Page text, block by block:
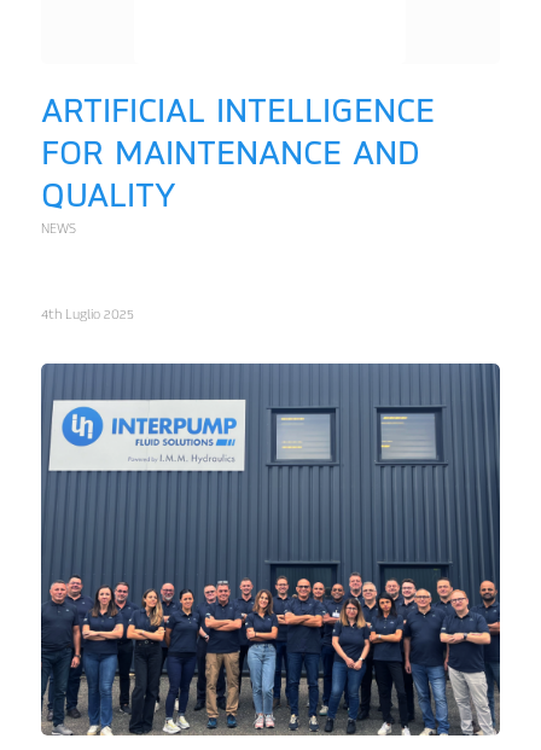
ARTIFICIAL INTELLIGENCE
FOR MAINTENANCE AND
QUALITY
NEWS
4th Luglio 2025